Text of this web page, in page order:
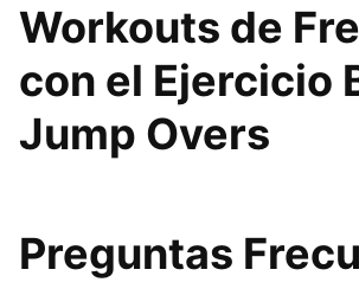
Workouts de
con el Ejercicio
Jump Overs
Preguntas